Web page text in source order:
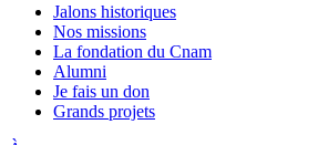
Jalons historiques
Nos missions
La fondation du Cnam
Alumni
Je fais un don
Grands projets